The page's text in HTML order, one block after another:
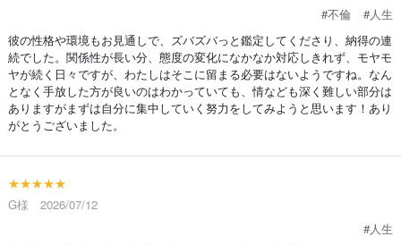
#不倫
#人生
彼の性格や環境もお見通しで、ズバズバっと鑑定してくださり、納得の連
続でした。関係性が長い分、態度の変化になかなか対応しきれず、モヤモ
ヤが続く日々ですが、わたしはそこに留まる必要はないようですね。なん
となく手放した方が良いのはわかっていても、情なども深く難しい部分は
ありますがまずは自分に集中していく努力をしてみようと思います！あり
がとうございました。
★★★★★
G様 2026/07/12
#人生